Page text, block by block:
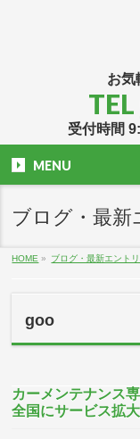
お気
TEL
受付時間
MENU
ブログ・最新
HOME » ブログ・最新エント
goo
カーメンテナンス
全国にサービス拡